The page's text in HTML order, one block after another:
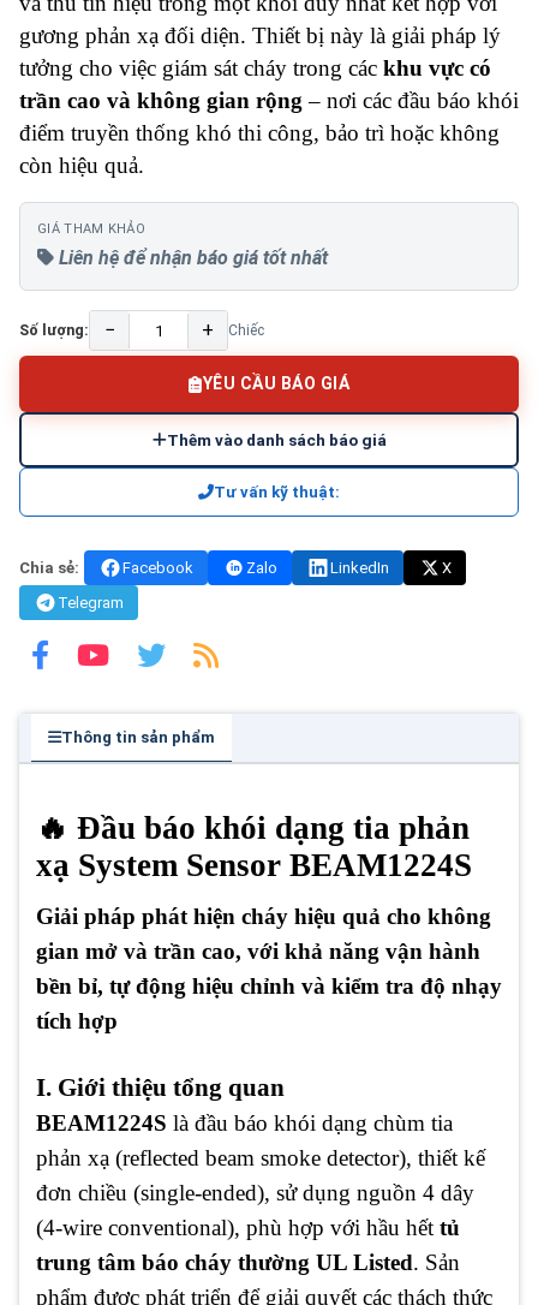
gương phản xạ đối diện. Thiết bị này là giải pháp lý
tưởng cho việc giám sát cháy trong các khu vực có
trần cao và không gian rộng – nơi các đầu báo khói
điểm truyền thống khó thi công, bảo trì hoặc không
còn hiệu quả.
GIÁ THAM KHẢO
Liên hệ để nhận báo giá tốt nhất
Số lượng: − + Chiếc
YÊU CẦU BÁO GIÁ
Thêm vào danh sách báo giá
Tư vấn kỹ thuật:
Chia sẻ: Facebook Zalo LinkedIn
X
Telegram
Thông tin sản phẩm
🔥 Đầu báo khói dạng tia phản
xạ System Sensor BEAM1224S
Giải pháp phát hiện cháy hiệu quả cho không
gian mở và trần cao, với khả năng vận hành
bền bỉ, tự động hiệu chỉnh và kiểm tra độ nhạy
tích hợp
I. Giới thiệu tổng quan
BEAM1224S là đầu báo khói dạng chùm tia
phản xạ (reflected beam smoke detector), thiết kế
đơn chiều (single-ended), sử dụng nguồn 4 dây
(4-wire conventional), phù hợp với hầu hết tủ
trung tâm báo cháy thường UL Listed. Sản
phẩm được phát triển để giải quyết các thách thức